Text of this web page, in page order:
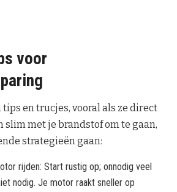
voor
en trucjes, vooral als ze direct
slim met je brandstof om te gaan,
strategieën gaan:
rijden: Start rustig op; onnodig veel
nodig. Je motor raakt sneller op